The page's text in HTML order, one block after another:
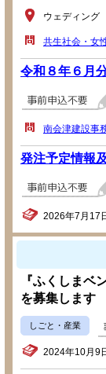
ウェディング
共生社会・女
令和８年６月
南会津建設事
発注予定情報
2026年7月17
『ふくしまベ
を募集します
しごと・産業
2024年10月9